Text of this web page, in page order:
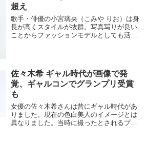
超え
歌手・俳優の小宮璃央（こみや りお）は身
長が高くスタイルが抜群。写真写りが良い
ことからファッションモデルとしても活躍
らい伸びた...
佐々木希 ギャル時代が画像で発
覚、ギャルコンでグランプリ受賞
も
女優の佐々木希さんは昔にギャル時代があ
りました。現在の色白美人のイメージとは
異なりました。当時に撮ったとされるプリ